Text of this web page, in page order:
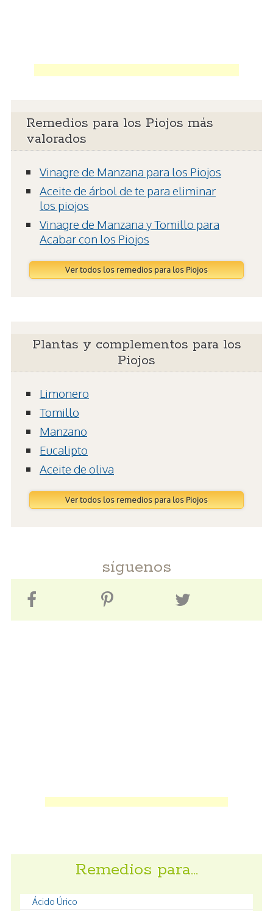
Remedios para los Piojos más
valorados
Vinagre de Manzana para los Piojos
Aceite de árbol de te para eliminar
los piojos
Vinagre de Manzana y Tomillo para
Acabar con los Piojos
Ver todos los remedios para los Piojos
Plantas y complementos para los
Piojos
Limonero
Tomillo
Manzano
Eucalipto
Aceite de oliva
Ver todos los remedios para los Piojos
síguenos
Remedios para…
Ácido Úrico